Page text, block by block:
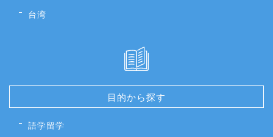
台湾
目的から探す
語学留学